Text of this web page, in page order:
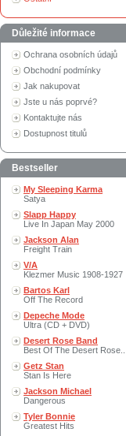
Důležité informace
Ochrana osobních údajů
Obchodní podmínky
Jak nakupovat
Jste u nás poprvé?
Kontaktujte nás
Dostupnost titulů
Bestseller
My Sleeping Karma
Satya
Slapp Happy
Live In Japan May 2000
Jackson Alan
Freight Train
V/A
Klezmer Music 1908-1927
Bartos Karl
Off The Record
Depeche Mode
Ultra (CD + DVD)
Desert Rose Band
Best Of The Desert Rose..
Getz Stan
Stan Is Here
Jackson Michael
Dangerous
Tyler Bonnie
Greatest Hits